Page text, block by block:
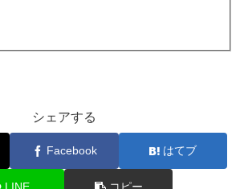
シェアする
Facebook はてブ